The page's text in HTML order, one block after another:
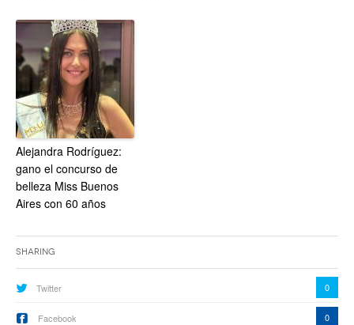
Alejandra Rodríguez:
gano el concurso de
belleza Miss Buenos
Aires con 60 años
Sharing
Twitter 0
Facebook 0